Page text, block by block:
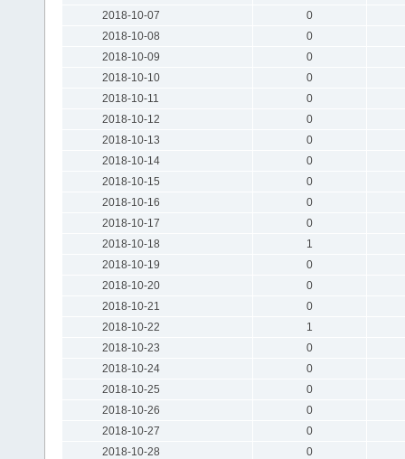
2018-10-07
0
2018-10-08
0
2018-10-09
0
2018-10-10
0
2018-10-11
0
2018-10-12
0
2018-10-13
0
2018-10-14
0
2018-10-15
0
2018-10-16
0
2018-10-17
0
2018-10-18
1
2018-10-19
0
2018-10-20
0
2018-10-21
0
2018-10-22
1
2018-10-23
0
2018-10-24
0
2018-10-25
0
2018-10-26
0
2018-10-27
0
2018-10-28
0